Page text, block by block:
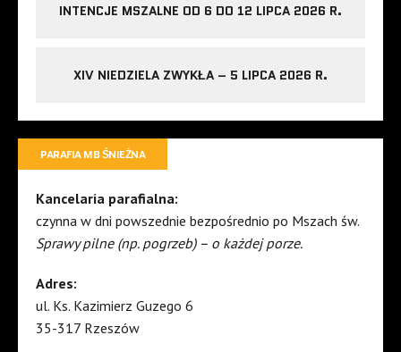
INTENCJE MSZALNE OD 6 DO 12 LIPCA 2026 R.
XIV NIEDZIELA ZWYKŁA – 5 LIPCA 2026 R.
PARAFIA MB ŚNIEŻNA
Kancelaria parafialna:
czynna w dni powszednie bezpośrednio po Mszach św.
Sprawy pilne (np. pogrzeb) – o każdej porze.
Adres:
ul. Ks. Kazimierz Guzego 6
35-317 Rzeszów